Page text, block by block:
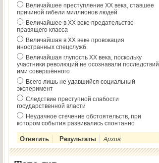
Величайшее преступление ХХ века, ставшее
причиной гибели миллионов людей
Величайшее в ХХ веке предательство
правящего класса
Величайшая в ХХ веке провокация
иностранных спецслужб
Величайшая глупость ХХ века, поскольку
участники революций не осознавали последствий
ими совершённого
Всего лишь не удавшийся социальный
эксперимент
Следствие преступной слабости
государственной власти
Неудачное стечение обстоятельств, при
котором события развивались спонтанно
Архив